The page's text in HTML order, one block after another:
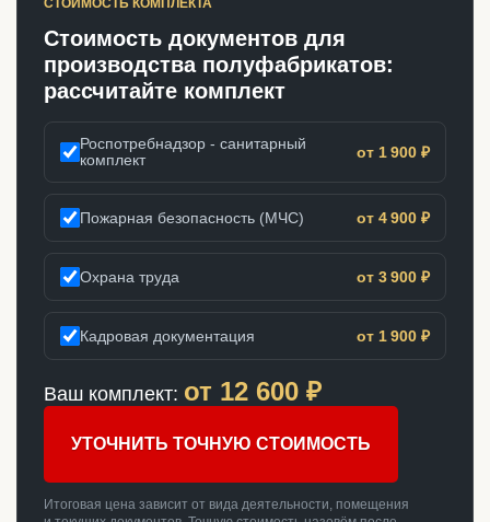
СТОИМОСТЬ КОМПЛЕКТА
Стоимость документов для
производства полуфабрикатов:
рассчитайте комплект
Роспотребнадзор - санитарный
комплект
от 1 900 ₽
Пожарная безопасность (МЧС) от 4 900 ₽
Охрана труда от 3 900 ₽
Кадровая документация от 1 900 ₽
Ваш комплект: от 12 600 ₽
УТОЧНИТЬ ТОЧНУЮ СТОИМОСТЬ
Итоговая цена зависит от вида деятельности, помещения